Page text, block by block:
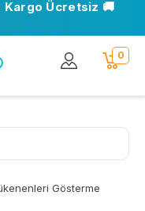
Kargo Ücretsiz 🚚
Ostim OSB, Turan
0
Gösterme